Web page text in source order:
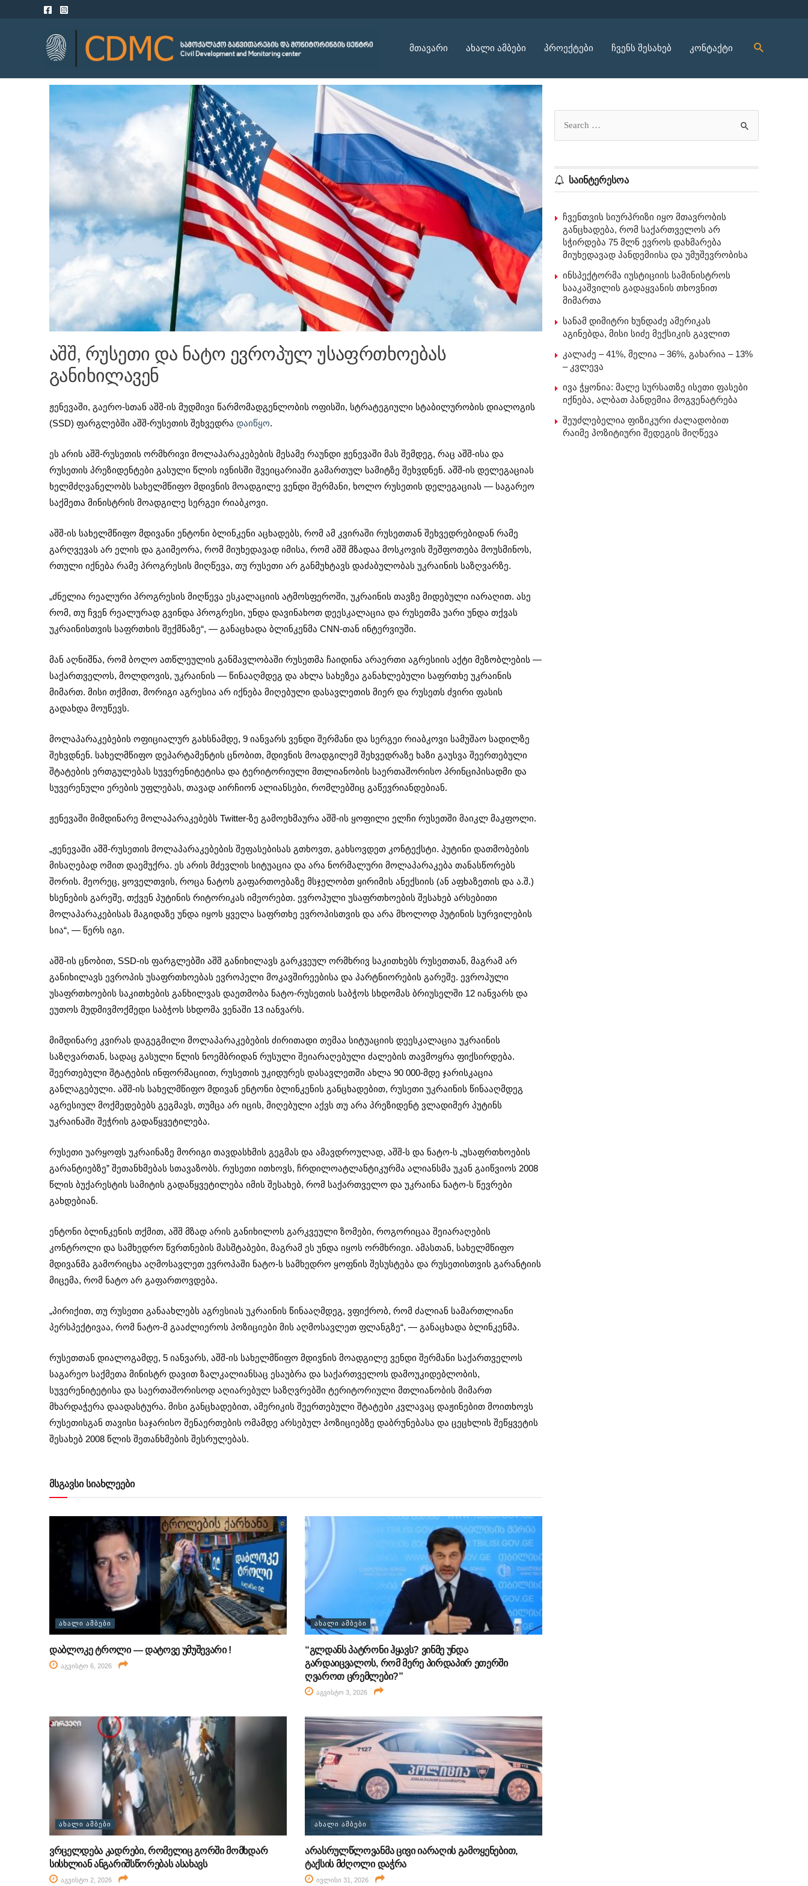
მთავარი ახალი ამბები პროექტები ჩვენს შესახებ კონტაქტი
აშშ, რუსეთი და ნატო ევროპულ უსაფრთხოებას
განიხილავენ
ჟენევაში, გაერო-სთან აშშ-ის მუდმივი წარმომადგენლობის ოფისში, სტრატეგიული სტაბილურობის დიალოგის
(SSD) ფარგლებში აშშ-რუსეთის შეხვედრა დაიწყო.
ეს არის აშშ-რუსეთის ორმხრივი მოლაპარაკებების მესამე რაუნდი ჟენევაში მას შემდეგ, რაც აშშ-ისა და
რუსეთის პრეზიდენტები გასული წლის ივნისში შვეიცარიაში გამართულ სამიტზე შეხვდნენ. აშშ-ის დელეგაციას
ხელმძღვანელობს სახელმწიფო მდივნის მოადგილე ვენდი შერმანი, ხოლო რუსეთის დელეგაციას — საგარეო
საქმეთა მინისტრის მოადგილე სერგეი რიაბკოვი.
აშშ-ის სახელმწიფო მდივანი ენტონი ბლინკენი აცხადებს, რომ ამ კვირაში რუსეთთან შეხვედრებიდან რამე
გარღვევას არ ელის და გაიმეორა, რომ მიუხედავად იმისა, რომ აშშ მზადაა მოსკოვის შეშფოთება მოუსმინოს,
რთული იქნება რამე პროგრესის მიღწევა, თუ რუსეთი არ განმუხტავს დაძაბულობას უკრაინის საზღვარზე.
„ძნელია რეალური პროგრესის მიღწევა ესკალაციის ატმოსფეროში, უკრაინის თავზე მიდებული იარაღით. ასე
რომ, თუ ჩვენ რეალურად გვინდა პროგრესი, უნდა დავინახოთ დეესკალაცია და რუსეთმა უარი უნდა თქვას
უკრაინისთვის საფრთხის შექმნაზე“, — განაცხადა ბლინკენმა CNN-თან ინტერვიუში.
მან აღნიშნა, რომ ბოლო ათწლეულის განმავლობაში რუსეთმა ჩაიდინა არაერთი აგრესიის აქტი მეზობლების —
საქართველოს, მოლდოვის, უკრაინის — წინააღმდეგ და ახლა სახეზეა განახლებული საფრთხე უკრაინის
მიმართ. მისი თქმით, მორიგი აგრესია არ იქნება მიღებული დასავლეთის მიერ და რუსეთს ძვირი ფასის
გადახდა მოუწევს.
მოლაპარაკებების ოფიციალურ გახსნამდე, 9 იანვარს ვენდი შერმანი და სერგეი რიაბკოვი სამუშაო სადილზე
შეხვდნენ. სახელმწიფო დეპარტამენტის ცნობით, მდივნის მოადგილემ შეხვედრაზე ხაზი გაუსვა შეერთებული
შტატების ერთგულებას სუვერენიტეტისა და ტერიტორიული მთლიანობის საერთაშორისო პრინციპისადმი და
სუვერენული ერების უფლებას, თავად აირჩიონ ალიანსები, რომლებშიც გაწევრიანდებიან.
ჟენევაში მიმდინარე მოლაპარაკებებს Twitter-ზე გამოეხმაურა აშშ-ის ყოფილი ელჩი რუსეთში მაიკლ მაკფოლი.
„ჟენევაში აშშ-რუსეთის მოლაპარაკებების შეფასებისას გთხოვთ, გახსოვდეთ კონტექსტი. პუტინი დათმობების
მისაღებად ომით დაემუქრა. ეს არის მძევლის სიტუაცია და არა ნორმალური მოლაპარაკება თანასწორებს
შორის. მეორეც, ყოველთვის, როცა ნატოს გაფართოებაზე მსჯელობთ ყირიმის ანექსიის (ან აფხაზეთის და ა.შ.)
ხსენების გარეშე, თქვენ პუტინის რიტორიკას იმეორებთ. ევროპული უსაფრთხოების შესახებ არსებითი
მოლაპარაკებისას მაგიდაზე უნდა იყოს ყველა საფრთხე ევროპისთვის და არა მხოლოდ პუტინის სურვილების
სია“, — წერს იგი.
აშშ-ის ცნობით, SSD-ის ფარგლებში აშშ განიხილავს გარკვეულ ორმხრივ საკითხებს რუსეთთან, მაგრამ არ
განიხილავს ევროპის უსაფრთხოებას ევროპელი მოკავშირეებისა და პარტნიორების გარეშე. ევროპული
უსაფრთხოების საკითხების განხილვას დაეთმობა ნატო-რუსეთის საბჭოს სხდომას ბრიუსელში 12 იანვარს და
ეუთოს მუდმივმოქმედი საბჭოს სხდომა ვენაში 13 იანვარს.
მიმდინარე კვირას დაგეგმილი მოლაპარაკებების ძირითადი თემაა სიტუაციის დეესკალაცია უკრაინის
საზღვართან, სადაც გასული წლის ნოემბრიდან რუსული შეიარაღებული ძალების თავმოყრა ფიქსირდება.
შეერთებული შტატების ინფორმაციით, რუსეთის უკიდურეს დასავლეთში ახლა 90 000-მდე ჯარისკაცია
განლაგებული. აშშ-ის სახელმწიფო მდივან ენტონი ბლინკენის განცხადებით, რუსეთი უკრაინის წინააღმდეგ
აგრესიულ მოქმედებებს გეგმავს, თუმცა არ იცის, მიღებული აქვს თუ არა პრეზიდენტ ვლადიმერ პუტინს
უკრაინაში შეჭრის გადაწყვეტილება.
რუსეთი უარყოფს უკრაინაზე მორიგი თავდასხმის გეგმას და ამავდროულად, აშშ-ს და ნატო-ს „უსაფრთხოების
გარანტიებზე” შეთანხმებას სთავაზობს. რუსეთი ითხოვს, ჩრდილოატლანტიკურმა ალიანსმა უკან გაიწვიოს 2008
წლის ბუქარესტის სამიტის გადაწყვეტილება იმის შესახებ, რომ საქართველო და უკრაინა ნატო-ს წევრები
გახდებიან.
ენტონი ბლინკენის თქმით, აშშ მზად არის განიხილოს გარკვეული ზომები, როგორიცაა შეიარაღების
კონტროლი და სამხედრო წვრთნების მასშტაბები, მაგრამ ეს უნდა იყოს ორმხრივი. ამასთან, სახელმწიფო
მდივანმა გამორიცხა აღმოსავლეთ ევროპაში ნატო-ს სამხედრო ყოფნის შესუსტება და რუსეთისთვის გარანტიის
მიცემა, რომ ნატო არ გაფართოვდება.
„პირიქით, თუ რუსეთი განაახლებს აგრესიას უკრაინის წინააღმდეგ, ვფიქრობ, რომ ძალიან სამართლიანი
პერსპექტივაა, რომ ნატო-მ გააძლიეროს პოზიციები მის აღმოსავლეთ ფლანგზე“, — განაცხადა ბლინკენმა.
რუსეთთან დიალოგამდე, 5 იანვარს, აშშ-ის სახელმწიფო მდივნის მოადგილე ვენდი შერმანი საქართველოს
საგარეო საქმეთა მინისტრ დავით ზალკალიანსაც ესაუბრა და საქართველოს დამოუკიდებლობის,
სუვერენიტეტისა და საერთაშორისოდ აღიარებულ საზღვრებში ტერიტორიული მთლიანობის მიმართ
მხარდაჭერა დაადასტურა. მისი განცხადებით, ამერიკის შეერთებული შტატები კვლავაც დაჟინებით მოითხოვს
რუსეთისგან თავისი საჯარისო შენაერთების ომამდე არსებულ პოზიციებზე დაბრუნებასა და ცეცხლის შეწყვეტის
შესახებ 2008 წლის შეთანხმების შესრულებას.
მსგავსი სიახლეები
ᲐᲮᲐᲚᲘ ᲐᲛᲑᲔᲑᲘ
დაბლოკე ტროლი — დატოვე უმუშევარი !
აგვისტო 6, 2026
ᲐᲮᲐᲚᲘ ᲐᲛᲑᲔᲑᲘ
“გლდანს პატრონი ჰყავს? ვინმე უნდა
გარდაიცვალოს, რომ მერე პირდაპირ ეთერში
ღვაროთ ცრემლები?”
აგვისტო 3, 2026
ᲐᲮᲐᲚᲘ ᲐᲛᲑᲔᲑᲘ
ვრცელდება კადრები, რომელიც გორში მომხდარ
სისხლიან ანგარიშსწორებას ასახავს
აგვისტო 2, 2026
ᲐᲮᲐᲚᲘ ᲐᲛᲑᲔᲑᲘ
არასრულწლოვანმა ცივი იარაღის გამოყენებით,
ტაქსის მძღოლი დაჭრა
ივლისი 31, 2026
საინტერესოა
ჩვენთვის სიურპრიზი იყო მთავრობის
განცხადება, რომ საქართველოს არ
სჭირდება 75 მლნ ევროს დახმარება
მიუხედავად პანდემიისა და უმუშევრობისა
ინსპექტორმა იუსტიციის სამინისტროს
სააკაშვილის გადაყვანის თხოვნით
მიმართა
სანამ დიმიტრი ხუნდაძე ამერიკას
აგინებდა, მისი სიძე მექსიკის გავლით
კალაძე – 41%, მელია – 36%, გახარია – 13%
– კვლევა
ივა ჭყონია: მალე სურსათზე ისეთი ფასები
იქნება, ალბათ პანდემია მოგვენატრება
შეუძლებელია ფიზიკური ძალადობით
რაიმე პოზიტიური შედეგის მიღწევა